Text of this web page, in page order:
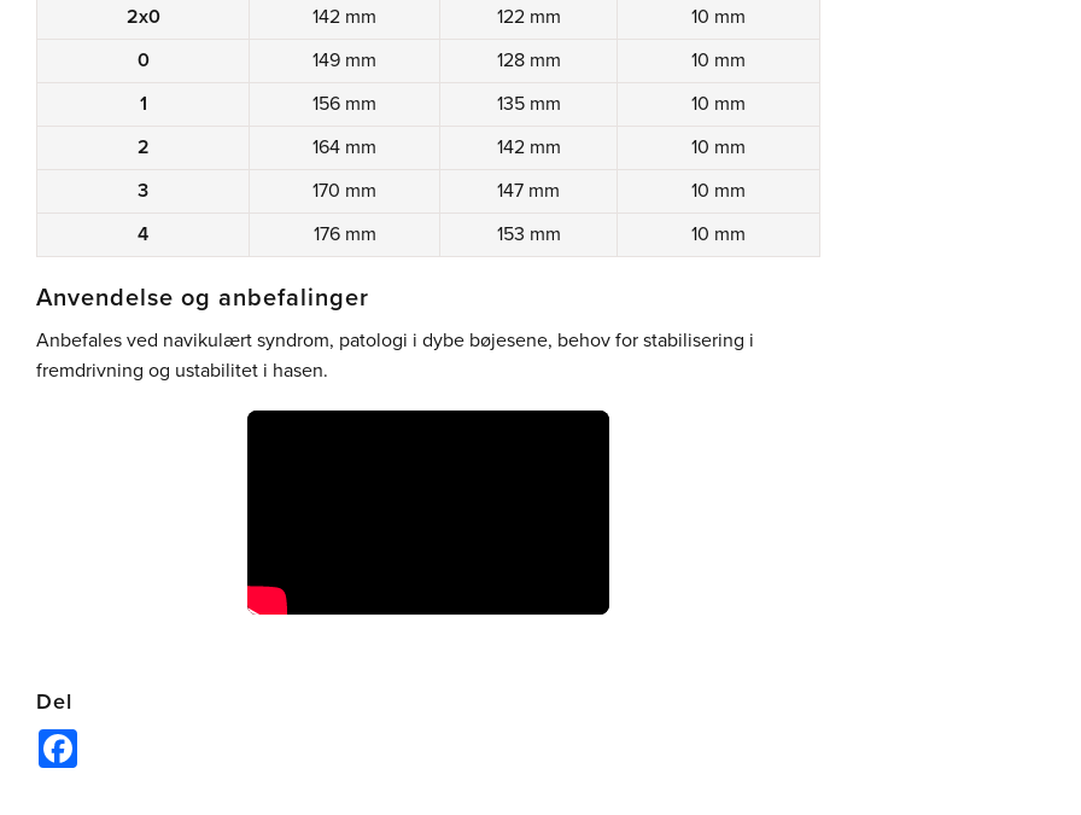
2x0
142 mm 122 mm
10 mm
0
149 mm 128 mm
10 mm
1
156 mm 135 mm
10 mm
2
164 mm 142 mm
10 mm
3
170 mm 147 mm
10 mm
4
176 mm 153 mm 10 mm
Anvendelse og anbefalinger
Anbefales ved navikulært syndrom, patologi i dybe bøjesene, behov for stabilisering i
fremdrivning og ustabilitet i hasen.
Del